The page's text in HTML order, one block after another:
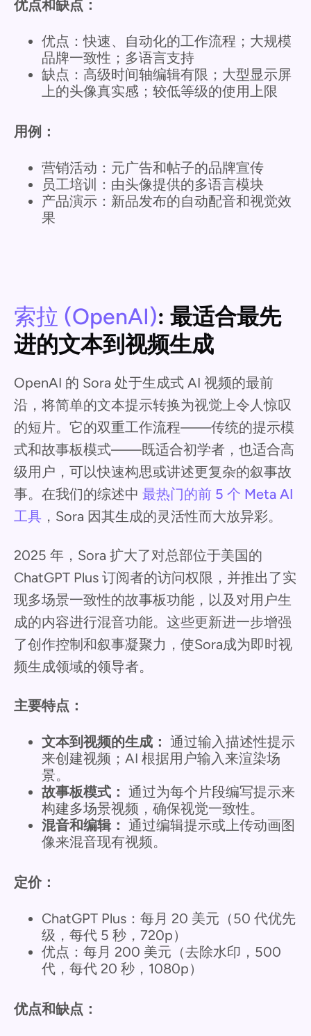
优点和缺点：
优点：快速、自动化的工作流程；大规模
品牌一致性；多语言支持
缺点：高级时间轴编辑有限；大型显示屏
上的头像真实感；较低等级的使用上限
用例：
营销活动：元广告和帖子的品牌宣传
员工培训：由头像提供的多语言模块
产品演示：新品发布的自动配音和视觉效
果
索拉 (OpenAI): 最适合最先
进的文本到视频生成
OpenAI 的 Sora 处于生成式 AI 视频的最前
沿，将简单的文本提示转换为视觉上令人惊叹
的短片。它的双重工作流程——传统的提示模
式和故事板模式——既适合初学者，也适合高
级用户，可以快速构思或讲述更复杂的叙事故
事。在我们的综述中 最热门的前 5 个 Meta AI
工具 ，Sora 因其生成的灵活性而大放异彩。
2025 年，Sora 扩大了对总部位于美国的
ChatGPT Plus 订阅者的访问权限，并推出了实
现多场景一致性的故事板功能，以及对用户生
成的内容进行混音功能。这些更新进一步增强
了创作控制和叙事凝聚力，使Sora成为即时视
频生成领域的领导者。
主要特点：
文本到视频的生成： 通过输入描述性提示
来创建视频；AI 根据用户输入来渲染场
景。
故事板模式： 通过为每个片段编写提示来
构建多场景视频，确保视觉一致性。
混音和编辑： 通过编辑提示或上传动画图
像来混音现有视频。
定价：
ChatGPT Plus：每月 20 美元（50 代优先
级，每代 5 秒，720p）
优点：每月 200 美元（去除水印，500
代，每代 20 秒，1080p）
优点和缺点：